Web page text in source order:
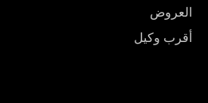
العروض
أقرب وكيل